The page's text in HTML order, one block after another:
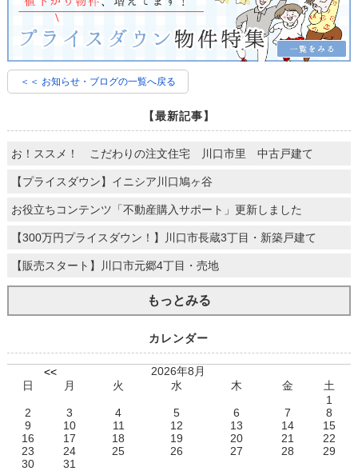
＜＜ お知らせ・ブログの一覧へ戻る
【最新記事】
お！ススメ！ こだわりの注文住宅 川口市里 中古戸建て
【プライスダウン】イニシア川口鳩ヶ谷
お役立ちコンテンツ「不動産購入サポート」更新しました
【300万円プライスダウン！】川口市長蔵3丁目・新築戸建て
【販売スタート】川口市元郷4丁目・売地
もっとみる
カレンダー
<<
2026年8月
日
月 火 水 木 金
土
1
2
3 4 5 6 7
8
9
10 11 12 13 14
15
16
17 18 19 20 21
22
23
24 25 26 27 28
29
30
31